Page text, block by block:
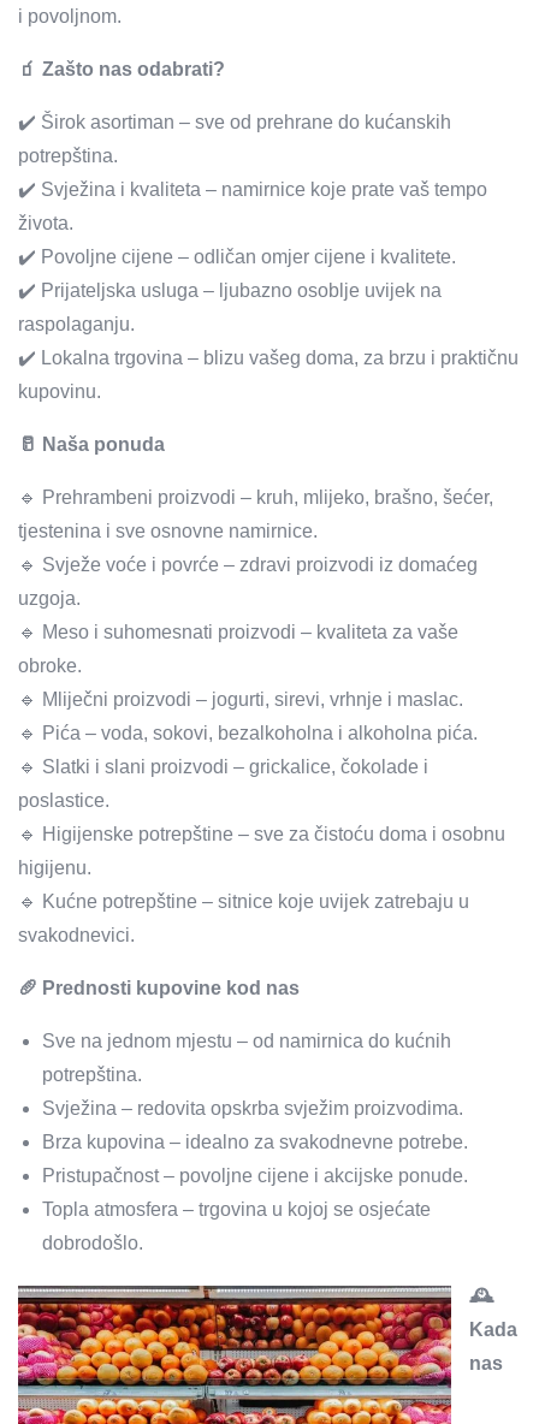
i povoljnom.
🧃 Zašto nas odabrati?
✔️ Širok asortiman – sve od prehrane do kućanskih
potrepština.
✔️ Svježina i kvaliteta – namirnice koje prate vaš tempo
života.
✔️ Povoljne cijene – odličan omjer cijene i kvalitete.
✔️ Prijateljska usluga – ljubazno osoblje uvijek na
raspolaganju.
✔️ Lokalna trgovina – blizu vašeg doma, za brzu i praktičnu
kupovinu.
🥛 Naša ponuda
🔹 Prehrambeni proizvodi – kruh, mlijeko, brašno, šećer,
tjestenina i sve osnovne namirnice.
🔹 Svježe voće i povrće – zdravi proizvodi iz domaćeg
uzgoja.
🔹 Meso i suhomesnati proizvodi – kvaliteta za vaše
obroke.
🔹 Mliječni proizvodi – jogurti, sirevi, vrhnje i maslac.
🔹 Pića – voda, sokovi, bezalkoholna i alkoholna pića.
🔹 Slatki i slani proizvodi – grickalice, čokolade i
poslastice.
🔹 Higijenske potrepštine – sve za čistoću doma i osobnu
higijenu.
🔹 Kućne potrepštine – sitnice koje uvijek zatrebaju u
svakodnevici.
🥖 Prednosti kupovine kod nas
Sve na jednom mjestu – od namirnica do kućnih
potrepština.
Svježina – redovita opskrba svježim proizvodima.
Brza kupovina – idealno za svakodnevne potrebe.
Pristupačnost – povoljne cijene i akcijske ponude.
Topla atmosfera – trgovina u kojoj se osjećate
dobrodošlo.
🕰️
Kada
nas